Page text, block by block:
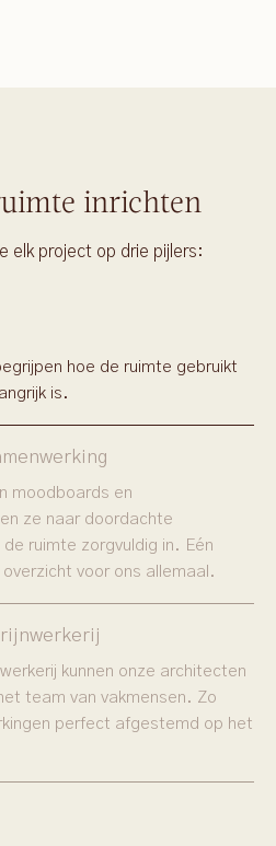
inrichten
elk project op drie pijlers:
hoe de ruimte gebruikt
is.
moodboards en
ze naar doordachte
ruimte zorgvuldig in. Eén
voor ons allemaal.
kunnen onze architecten
team van vakmensen. Zo
perfect afgestemd op het